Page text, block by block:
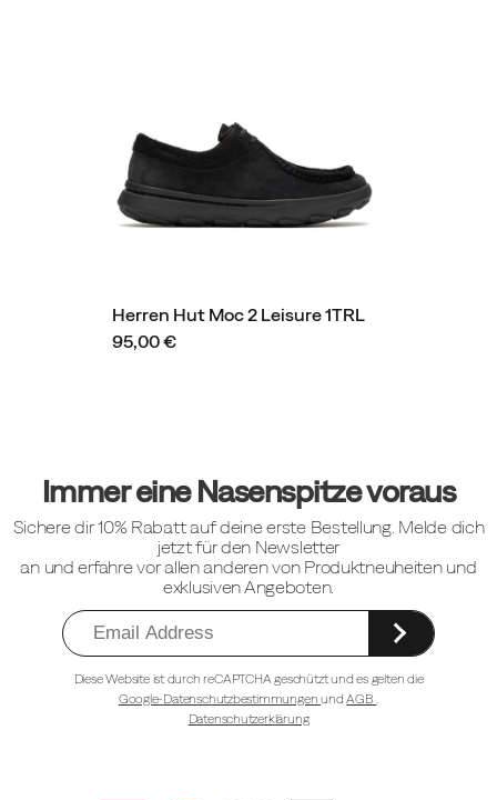
Herren Hut Moc 2 Leisure 1TRL
95,00 €
Immer eine Nasenspitze voraus
Sichere dir 10% Rabatt auf deine erste Bestellung. Melde dich
jetzt für den Newsletter
an und erfahre vor allen anderen von Produktneuheiten und
exklusiven Angeboten.
Diese Website ist durch reCAPTCHA geschützt und es gelten die
Google-DatenschutzbestimmungenundAGB
Datenschutzerklärung